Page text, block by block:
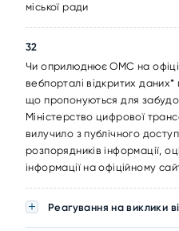
міської ради
32
Чи оприлюднює ОМС на
вебпорталі відкритих
що пропонуються для
Міністерство цифрової
вилучило з публічного
розпорядників інформації,
інформації на офіційному
Реагування на виклики